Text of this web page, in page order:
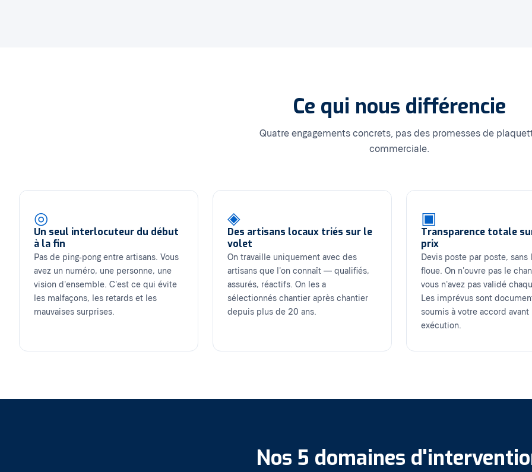
Ce qui nous différencie
Quatre engagements concrets, pas des promesses de
commerciale.
◎
Un seul interlocuteur du début
à la fin
Pas de ping-pong entre artisans. Vous
avez un numéro, une personne, une
vision d'ensemble. C'est ce qui évite
les malfaçons, les retards et les
mauvaises surprises.
◈
Des artisans locaux triés sur le
volet
On travaille uniquement avec des
artisans que l'on connaît — qualifiés,
assurés, réactifs. On les a
sélectionnés chantier après chantier
depuis plus de 20 ans.
▣
Transparence totale
prix
Devis poste par poste, sans
floue. On n'ouvre pas le
vous n'avez pas validé
Les imprévus sont
soumis à votre accord avant
exécution.
Nos 5 domaines